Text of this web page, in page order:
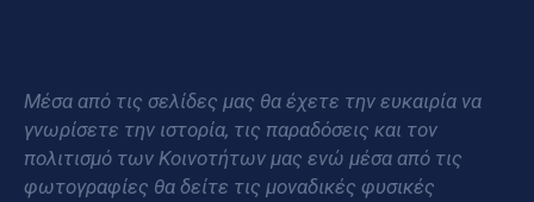
Μέσα από τις σελίδες μας θα έχετε την ευκαιρία να
γνωρίσετε την ιστορία, τις παραδόσεις και τον
πολιτισμό των Κοινοτήτων μας ενώ μέσα από τις
φωτογραφίες θα δείτε τις μοναδικές φυσικές